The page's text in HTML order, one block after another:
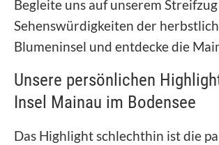
Begleite uns auf unserem
Sehenswürdigkeiten der
Blumeninsel und entdecke die
Unsere persönlichen
Insel Mainau im Bodensee
Das Highlight schlechthin ist die